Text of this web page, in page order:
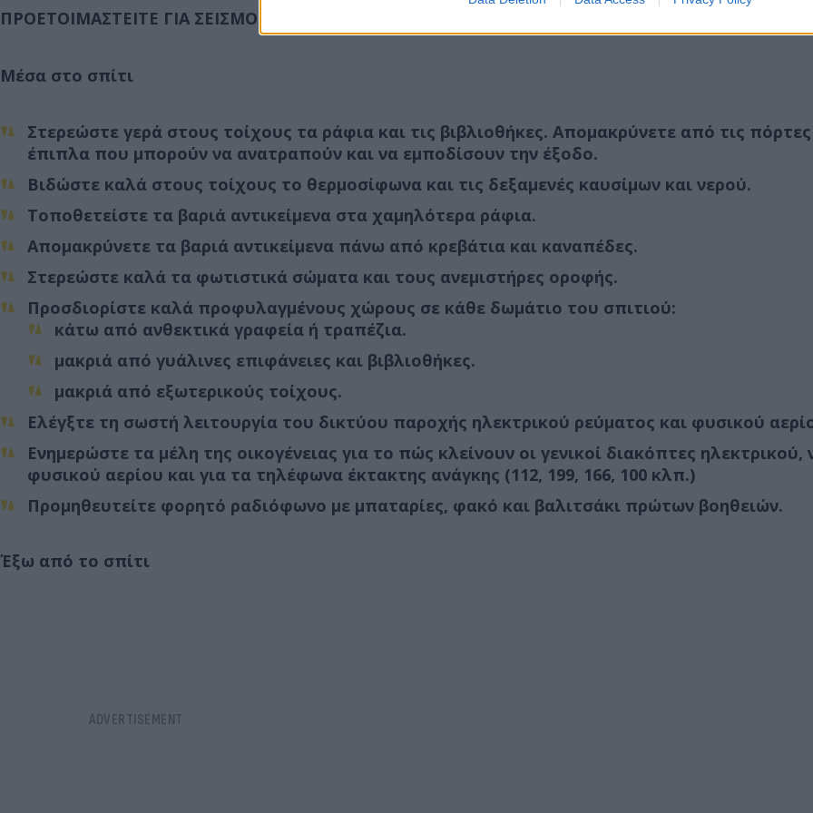
ΠΡΟΕΤΟΙΜΑΣΤΕΙΤΕ ΓΙΑ ΣΕΙΣΜΟ
Μέσα στο σπίτι
Στερεώστε γερά στους τοίχους τα ράφια και τις βιβλιοθήκες. Απομακρύνετε από τις
έπιπλα που μπορούν να ανατραπούν και να εμποδίσουν την έξοδο.
Βιδώστε καλά στους τοίχους το θερμοσίφωνα και τις δεξαμενές καυσίμων και νερού.
Τοποθετείστε τα βαριά αντικείμενα στα χαμηλότερα ράφια.
Απομακρύνετε τα βαριά αντικείμενα πάνω από κρεβάτια και καναπέδες.
Στερεώστε καλά τα φωτιστικά σώματα και τους ανεμιστήρες οροφής.
Προσδιορίστε καλά προφυλαγμένους χώρους σε κάθε δωμάτιο του σπιτιού:
κάτω από ανθεκτικά γραφεία ή τραπέζια.
μακριά από γυάλινες επιφάνειες και βιβλιοθήκες.
μακριά από εξωτερικούς τοίχους.
Ελέγξτε τη σωστή λειτουργία του δικτύου παροχής ηλεκτρικού ρεύματος και φυσικού
Ενημερώστε τα μέλη της οικογένειας για το πώς κλείνουν οι γενικοί διακόπτες ηλεκτρικού,
φυσικού αερίου και για τα τηλέφωνα έκτακτης ανάγκης (112, 199, 166, 100 κλπ.)
Προμηθευτείτε φορητό ραδιόφωνο με μπαταρίες, φακό και βαλιτσάκι πρώτων βοηθειών.
Έξω από το σπίτι